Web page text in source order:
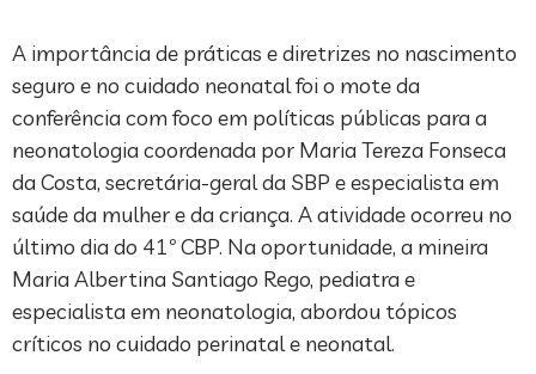
A importância de práticas e diretrizes no nascimento
seguro e no cuidado neonatal foi o mote da
conferência com foco em políticas públicas para a
neonatologia coordenada por Maria Tereza Fonseca
da Costa, secretária-geral da SBP e especialista em
saúde da mulher e da criança. A atividade ocorreu no
último dia do 41º CBP. Na oportunidade, a mineira
Maria Albertina Santiago Rego, pediatra e
especialista em neonatologia, abordou tópicos
críticos no cuidado perinatal e neonatal.